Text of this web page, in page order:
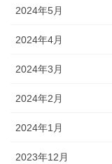
2024年5月
2024年4月
2024年3月
2024年2月
2024年1月
2023年12月